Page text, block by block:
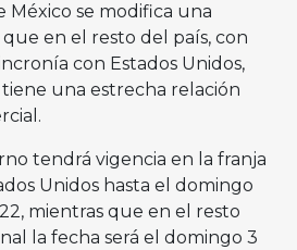
se modifica una
en el resto del país, con
con Estados Unidos,
una estrecha relación
tendrá vigencia en la franja
Unidos hasta el domingo
mientras que en el resto
la fecha será el domingo 3